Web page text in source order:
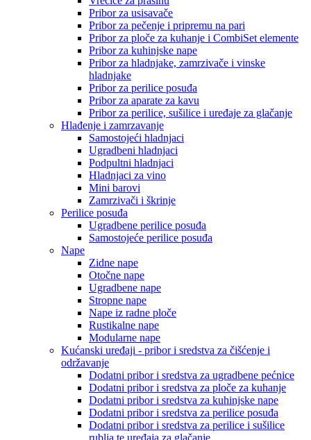
Pribor za usisavače
Pribor za pečenje i pripremu na pari
Pribor za ploče za kuhanje i CombiSet elemente
Pribor za kuhinjske nape
Pribor za hladnjake, zamrzivače i vinske
hladnjake
Pribor za perilice posuđa
Pribor za aparate za kavu
Pribor za perilice, sušilice i uređaje za glačanje
Hlađenje i zamrzavanje
Samostojeći hladnjaci
Ugradbeni hladnjaci
Podpultni hladnjaci
Hladnjaci za vino
Mini barovi
Zamrzivači i škrinje
Perilice posuđa
Ugradbene perilice posuđa
Samostojeće perilice posuđa
Nape
Zidne nape
Otočne nape
Ugradbene nape
Stropne nape
Nape iz radne ploče
Rustikalne nape
Modularne nape
Kućanski uređaji - pribor i sredstva za čišćenje i
održavanje
Dodatni pribor i sredstva za ugradbene pećnice
Dodatni pribor i sredstva za ploče za kuhanje
Dodatni pribor i sredstva za kuhinjske nape
Dodatni pribor i sredstva za perilice posuđa
Dodatni pribor i sredstva za perilice i sušilice
rublja te uređaja za glačanje